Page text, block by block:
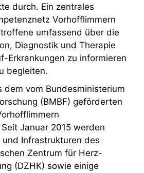
durch. Ein zentrales
Vorhofflimmern
umfassend über die
Diagnostik und Therapie
Erkrankungen zu informieren
begleiten.
dem vom Bundesministerium
(BMBF) geförderten
Januar 2015 werden
Infrastrukturen des
Zentrum für Herz-
(DZHK) sowie einige